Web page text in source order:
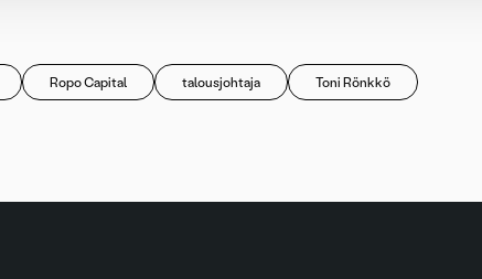
Ropo Capital talousjohtaja Toni Rönkkö